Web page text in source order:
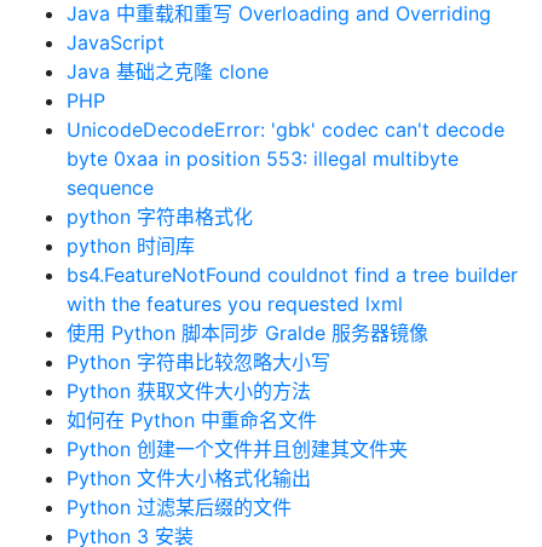
Java 中重载和重写 Overloading and Overriding
JavaScript
Java 基础之克隆 clone
PHP
UnicodeDecodeError: 'gbk' codec can't decode
byte 0xaa in position 553: illegal multibyte
sequence
python 字符串格式化
python 时间库
bs4.FeatureNotFound couldnot find a tree builder
with the features you requested lxml
使用 Python 脚本同步 Gralde 服务器镜像
Python 字符串比较忽略大小写
Python 获取文件大小的方法
如何在 Python 中重命名文件
Python 创建一个文件并且创建其文件夹
Python 文件大小格式化输出
Python 过滤某后缀的文件
Python 3 安装